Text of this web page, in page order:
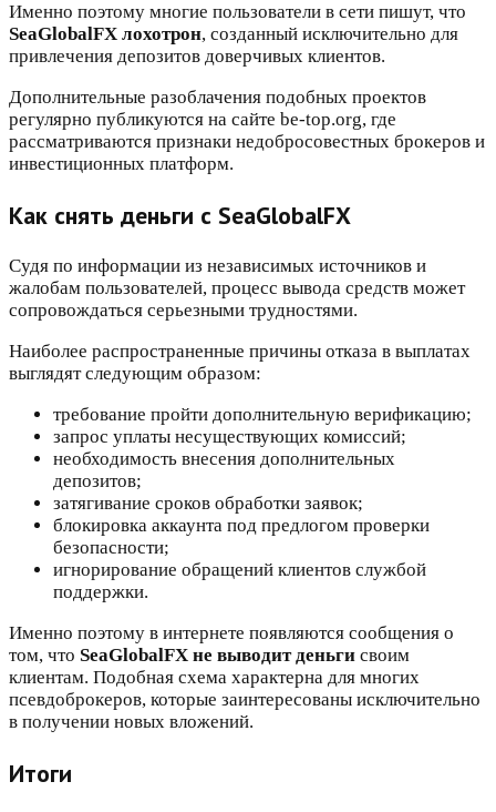
Именно поэтому многие пользователи в сети пишут, что
SeaGlobalFX лохотрон, созданный исключительно для
привлечения депозитов доверчивых клиентов.
Дополнительные разоблачения подобных проектов
регулярно публикуются на сайте be-top.org, где
рассматриваются признаки недобросовестных брокеров и
инвестиционных платформ.
Как снять деньги с SeaGlobalFX
Судя по информации из независимых источников и
жалобам пользователей, процесс вывода средств может
сопровождаться серьезными трудностями.
Наиболее распространенные причины отказа в выплатах
выглядят следующим образом:
требование пройти дополнительную верификацию;
запрос уплаты несуществующих комиссий;
необходимость внесения дополнительных
депозитов;
затягивание сроков обработки заявок;
блокировка аккаунта под предлогом проверки
безопасности;
игнорирование обращений клиентов службой
поддержки.
Именно поэтому в интернете появляются сообщения о
том, что SeaGlobalFX не выводит деньги своим
клиентам. Подобная схема характерна для многих
псевдоброкеров, которые заинтересованы исключительно
в получении новых вложений.
Итоги